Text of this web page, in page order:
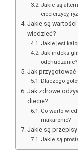
Jakie są
ciecierzycy,
Jakie są
wiedzieć?
Jakie jest
Jak indeks
odchudzanie?
Jak przygotować
Dlaczego
Jak zdrowe
diecie?
Co warto
makaronie?
Jakie są
Jakie są